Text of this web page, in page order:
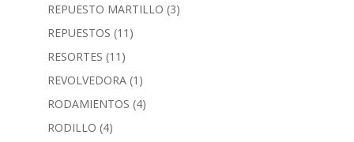
REPUESTO MARTILLO (3)
REPUESTOS (11)
RESORTES (11)
REVOLVEDORA (1)
RODAMIENTOS (4)
RODILLO (4)